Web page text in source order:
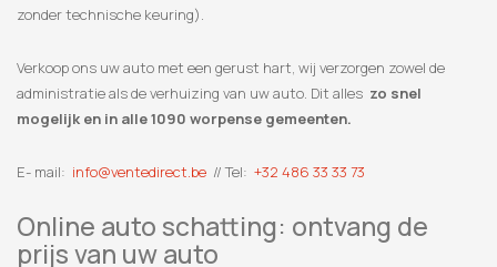
zonder technische keuring).
Verkoop ons uw auto met een gerust hart, wij verzorgen zowel de
administratie als de verhuizing van uw auto. Dit alles zo snel
mogelijk en in alle 1090 worpense gemeenten.
E- mail: info@ventedirect.be // Tel: +32 486 33 33 73
Online auto schatting: ontvang de
prijs van uw auto